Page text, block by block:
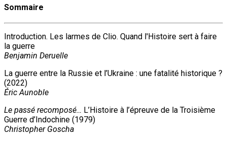
Sommaire
Introduction. Les larmes de Clio. Quand l'Histoire sert à faire
la guerre
Benjamin Deruelle
La guerre entre la Russie et l’Ukraine : une fatalité historique ?
(2022)
Éric Aunoble
Le passé recomposé… L’Histoire à l’épreuve de la Troisième
Guerre d’Indochine (1979)
Christopher Goscha